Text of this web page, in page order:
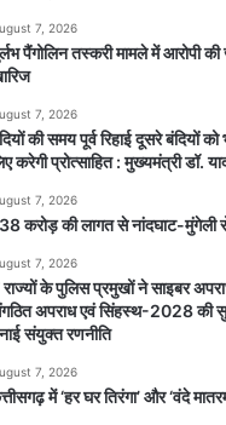
7, 2026
पैंगोलिन तस्करी मामले में आरोपी
7, 2026
की समय पूर्व रिहाई दूसरे बंदियों
करेगी प्रोत्साहित : मुख्यमंत्री डॉ.
7, 2026
करोड़ की लागत से नांदघाट-मुंगेली
7, 2026
के पुलिस प्रमुखों ने साइबर
अपराध एवं सिंहस्थ-2028 की
संयुक्त रणनीति
7, 2026
में ‘हर घर तिरंगा’ और ‘वंदे